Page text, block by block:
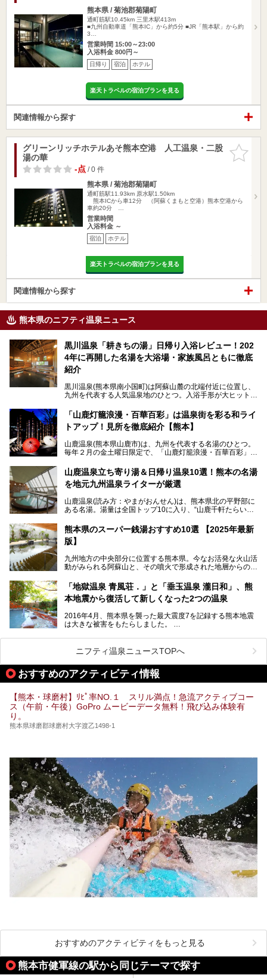
熊本県 / 菊池郡菊陽町
通町筋駅10.45km 三里木駅413m
■九州自動車道「熊本IC」から約5分 ■JR「熊本駅」から約
3…
営業時間 15:00～23:00
入浴料金 800円～
日帰り 宿泊 ホテル
楽天トラベルの宿泊プランを見る
関連情報から探す
お気に入
りに追加
グリーンリッチホテルあそ熊本空港 人工温泉・二股
湯の華
-点/ 0 件
熊本県 / 菊池郡菊陽町
通町筋駅11.93km 原水駅1.50km
熊本ICから車12分 （阿蘇くまもと空港）熊本空港から
車約20分 …
営業時間
入浴料金 ～
宿泊 ホテル
楽天トラベルの宿泊プランを見る
関連情報から探す
熊本県のニフティ温泉ニュース
黒川温泉「耕きちの湯」日帰り入浴レビュー！202
4年に再開した名湯を大浴場・家族風呂ともに徹底
紹介
黒川温泉(熊本県南小国町)は阿蘇山麓の北端付近に位置し、
九州を代表する人気温泉地のひとつ。入浴手形が大ヒット
す。
中でも「耕きち(こうきち)の湯」は露天風呂を持たないもの
り一度廃業しましたが、2024年10月に営業再開。数多くの
温泉ファンに注目される名湯です。
今回は再開した耕きちの湯を訪問し、全浴室(男女別大浴
「山鹿灯籠浪漫・百華百彩」は温泉街を彩る和ライ
トアップ！見所を徹底紹介【熊本】
山鹿温泉(熊本県山鹿市)は、九州を代表する名湯のひとつ。
毎年２月の金土曜日限定で、「山鹿灯籠浪漫・百華百彩」
ます。和傘や竹、ろうそくなどを用いて、和情緒たっぷりの
ライトアップが無料で楽しめます。
日、の合計8日間開催。今回は地元九州在住の筆者が、その
見所を徹底紹介。併せて、その他イベントや立ち寄り湯も併
山鹿温泉立ち寄り湯＆日帰り温泉10選！熊本の名湯
を地元九州温泉ライターが厳選
山鹿温泉(読み方：やまがおんせん)は、熊本県北の平野部に
ある名湯。湯量は全国トップ10に入り、“山鹿千軒たらいな
泉質であり、お湯の良さにも定評があります。
今回は地元九州の温泉ライターの私が実際に入浴した中か
設・家族風呂の3パターンに分類し、合計10施設を厳選して
ご紹介。ぜひ、湯めぐりの参考にして下さいね！
熊本県のスーパー銭湯おすすめ10選 【2025年最新
版】
九州地方の中央部分に位置する熊本県。今なお活発な火山活
動がみられる阿蘇山と、その噴火で形成された地層からの湧
す。
そんな熊本県は、県内の至るところから温泉が湧いている温
泉県でもあります。山鹿温泉、玉名温泉、黒川温泉、人吉温
出すスーパー銭湯が豊富です。なかでも注目のスーパー銭湯
をピックアップしました。
「地獄温泉 青風荘．」と「垂玉温泉 瀧日和」、熊
本地震から復活して新しくなった2つの温泉
2016年4月、熊本県を襲った最大震度7を記録する熊本地震
は大きな被害をもたらしました。
阿蘇山麓の南阿蘇村の「地獄温泉 清風荘」、そして「清風
荘」から400mほど離れた「垂玉（たるたま）温泉 山口旅
館」の2軒は、この地震による土砂崩れなどのために、一時
期は孤立状態に。もしかしたらこの時のニュースで、「地獄
温泉」と「垂玉温泉」の名前を知った人もいるかもしれませ
ん。
この2軒は今どうなっているのでしょうか。実は現在は「地
獄温泉 青風荘．」「垂玉温泉 瀧日和」として営業を再開し
します。
ニフティ温泉ニュースTOPへ
おすすめのアクティビティ情報
【熊本・球磨村】ﾘﾋﾟ率NO.１ スリル満点！急流アクティブコー
ス（午前・午後）GoPro ムービーデータ無料！飛び込み体験有
り。
熊本県球磨郡球磨村大字渡乙1498-1
おすすめのアクティビティをもっと見る
熊本市健軍線の駅から同じテーマで探す